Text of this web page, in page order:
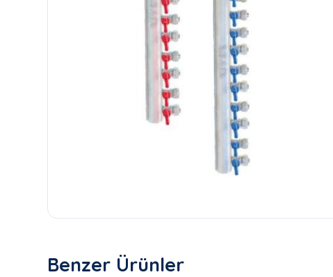
Benzer Ürünler